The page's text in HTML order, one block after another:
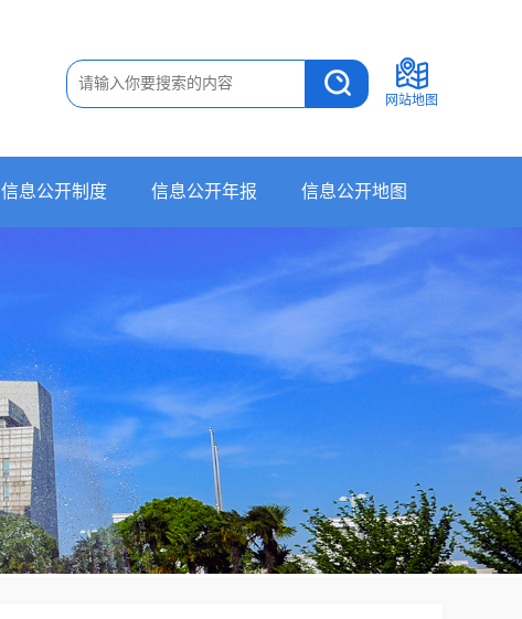
网站地图
信息公开制度 信息公开年报 信息公开地图